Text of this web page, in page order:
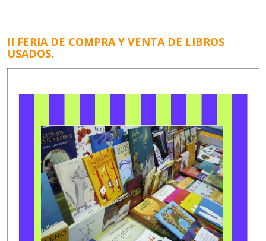
II FERIA DE COMPRA Y VENTA DE LIBROS
USADOS.